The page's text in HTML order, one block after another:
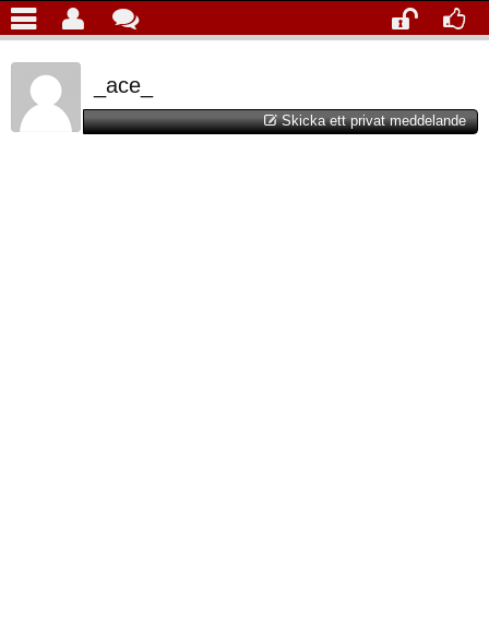
_ace_
Skicka ett privat meddelande